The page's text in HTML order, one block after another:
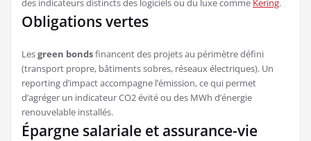
des indicateurs distincts des logiciels ou du luxe comme Kering.
Obligations vertes
Lesgreen bondsfinancent des projets au périmètre défini
(transport propre, bâtiments sobres, réseaux électriques). Un
reporting d’impact accompagne l’émission, ce qui permet
d’agréger un indicateur CO2 évité ou des MWh d’énergie
renouvelable installés.
Épargne salariale et assurance-vie